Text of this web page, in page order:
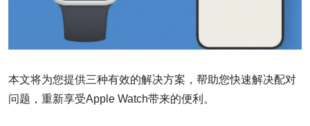
本文将为您提供三种有效的解决方案，帮助您快速解决配对
问题，重新享受Apple Watch带来的便利。